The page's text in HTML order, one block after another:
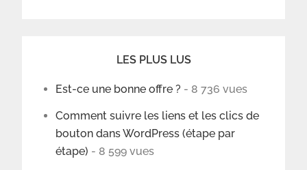
LES PLUS LUS
Est-ce une bonne offre ? - 8 736 vues
Comment suivre les liens et les clics de
bouton dans WordPress (étape par
étape) - 8 599 vues